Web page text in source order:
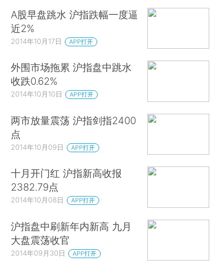
A股早盘跳水 沪指跌幅一度逼
近2%
2014年10月17日 APP打开
外围市场拖累 沪指盘中跳水
收跌0.62%
2014年10月10日 APP打开
两市放量震荡 沪指剑指2400
点
2014年10月09日 APP打开
十月开门红 沪指新高收报
2382.79点
2014年10月08日 APP打开
沪指盘中刷新年内新高 九月
大盘震荡收官
2014年09月30日 APP打开